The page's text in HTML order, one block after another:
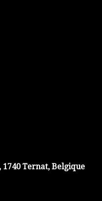
1740 Ternat, Belgique